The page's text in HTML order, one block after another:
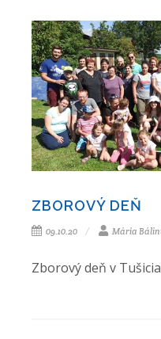
ZBOROVÝ DEŇ
09.10.20 Mária
Zborový deň v